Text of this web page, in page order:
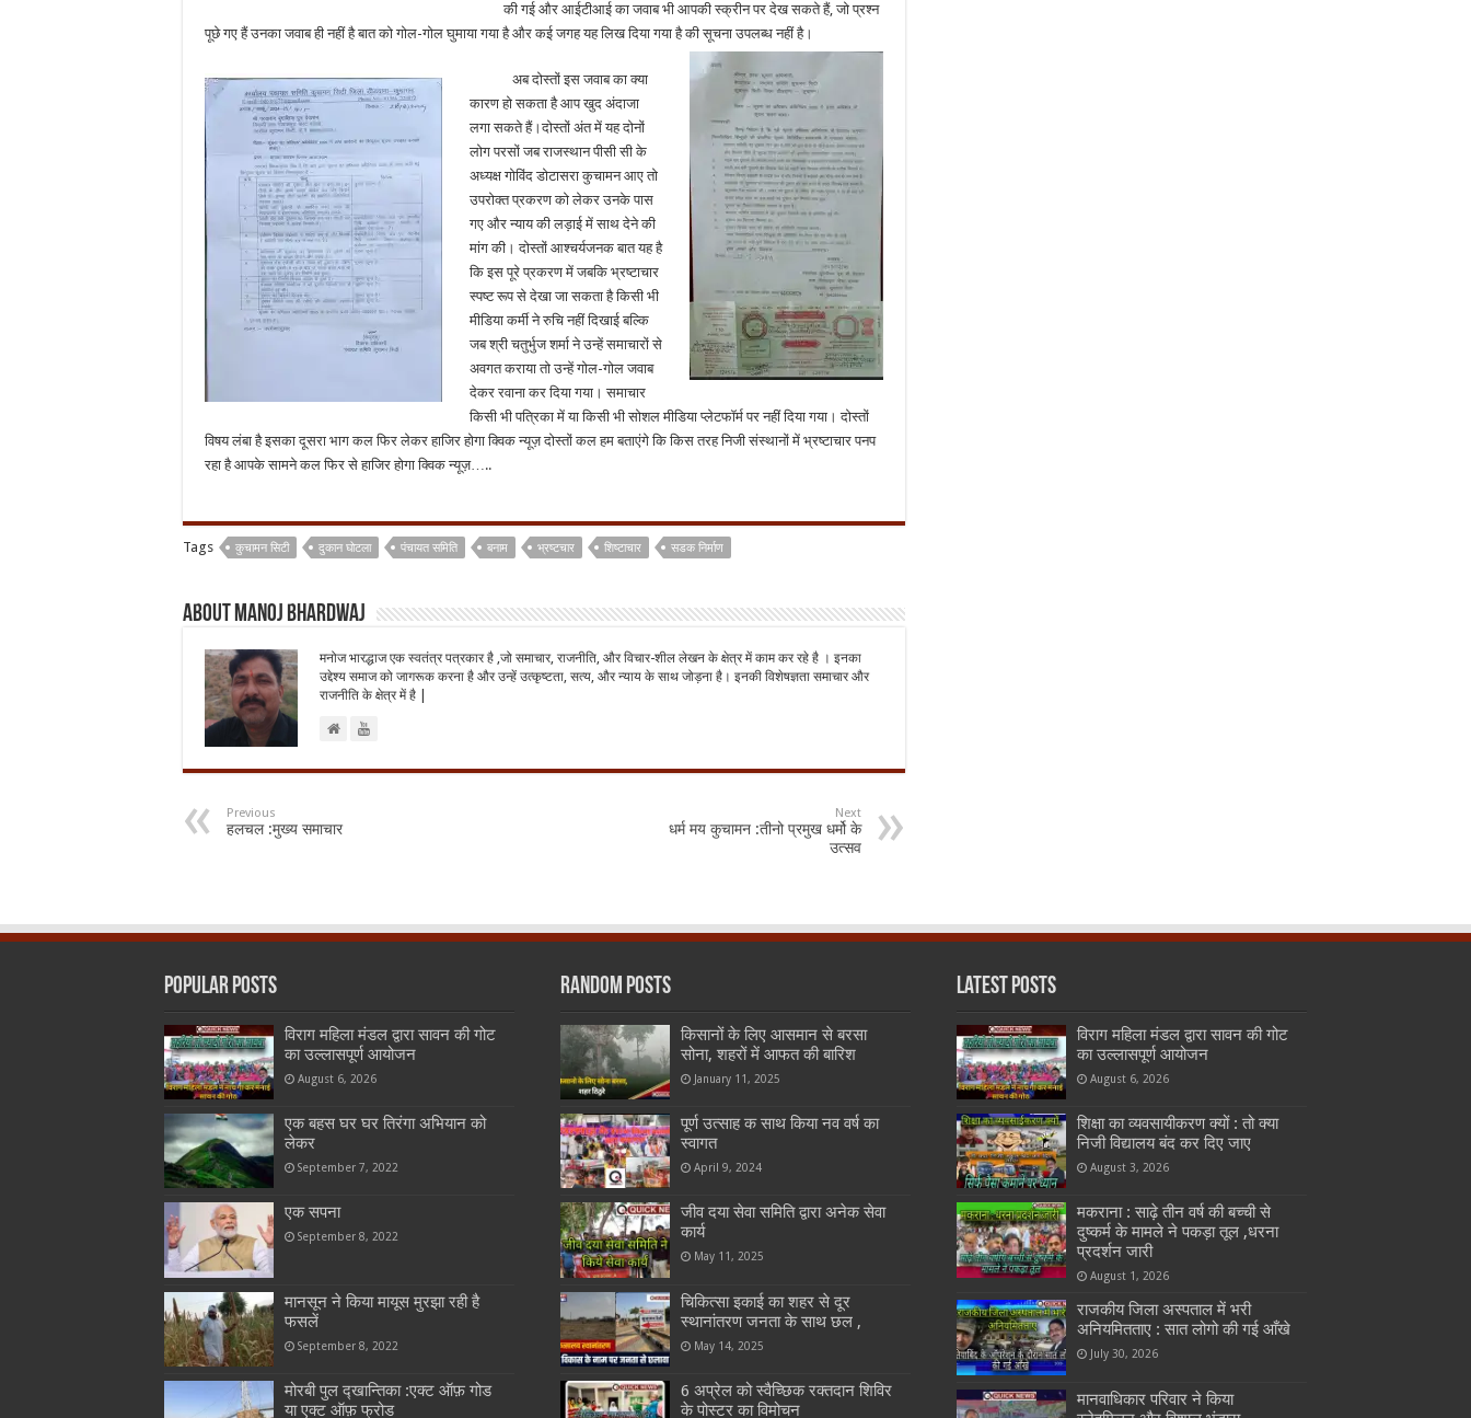
की गई और आईटीआई का जवाब भी आपकी स्क्रीन पर देख सकते हैं, जो प्रश्न
पूछे गए हैं उनका जवाब ही नहीं है बात को गोल-गोल घुमाया गया है और कई जगह यह लिख दिया गया है की सूचना उपलब्ध नहीं है।
अब दोस्तों इस जवाब का क्या
कारण हो सकता है आप खुद अंदाजा
लगा सकते हैं।दोस्तों अंत में यह दोनों
लोग परसों जब राजस्थान पीसी सी के
अध्यक्ष गोविंद डोटासरा कुचामन आए तो
उपरोक्त प्रकरण को लेकर उनके पास
गए और न्याय की लड़ाई में साथ देने की
मांग की। दोस्तों आश्चर्यजनक बात यह है
कि इस पूरे प्रकरण में जबकि भ्रष्टाचार
स्पष्ट रूप से देखा जा सकता है किसी भी
मीडिया कर्मी ने रुचि नहीं दिखाई बल्कि
जब श्री चतुर्भुज शर्मा ने उन्हें समाचारों से
अवगत कराया तो उन्हें गोल-गोल जवाब
देकर रवाना कर दिया गया। समाचार
किसी भी पत्रिका में या किसी भी सोशल मीडिया प्लेटफॉर्म पर नहीं दिया गया। दोस्तों
विषय लंबा है इसका दूसरा भाग कल फिर लेकर हाजिर होगा क्विक न्यूज़ दोस्तों कल हम बताएंगे कि किस तरह निजी संस्थानों में भ्रष्टाचार पनप
रहा है आपके सामने कल फिर से हाजिर होगा क्विक न्यूज़…..
Tags कुचामन सिटी दुकान घोटला पंचायत समिति बनाम भ्रष्टचार शिष्टाचार सडक निर्माण
About Manoj Bhardwaj
मनोज भारद्धाज एक स्वतंत्र पत्रकार है ,जो समाचार, राजनीति, और विचार-शील लेखन के क्षेत्र में काम कर रहे है । इनका
उद्देश्य समाज को जागरूक करना है और उन्हें उत्कृष्टता, सत्य, और न्याय के साथ जोड़ना है। इनकी विशेषज्ञता समाचार और
राजनीति के क्षेत्र में है |
Previous
हलचल :मुख्य समाचार
Next
धर्म मय कुचामन :तीनो प्रमुख धर्मो के
उत्सव
Popular Posts
विराग महिला मंडल द्वारा सावन की गोट
का उल्लासपूर्ण आयोजन
August 6, 2026
एक बहस घर घर तिरंगा अभियान को
लेकर
September 7, 2022
एक सपना
September 8, 2022
मानसून ने किया मायूस मुरझा रही है
फसलें
September 8, 2022
मोरबी पुल द्खान्तिका :एक्ट ऑफ़ गोड
या एक्ट ऑफ़ फ्रोड
Random Posts
किसानों के लिए आसमान से बरसा
सोना, शहरों में आफत की बारिश
January 11, 2025
पूर्ण उत्साह क साथ किया नव वर्ष का
स्वागत
April 9, 2024
जीव दया सेवा समिति द्वारा अनेक सेवा
कार्य
May 11, 2025
चिकित्सा इकाई का शहर से दूर
स्थानांतरण जनता के साथ छल ,
May 14, 2025
6 अप्रेल को स्वैच्छिक रक्तदान शिविर
के पोस्टर का विमोचन
Latest Posts
विराग महिला मंडल द्वारा सावन की गोट
का उल्लासपूर्ण आयोजन
August 6, 2026
शिक्षा का व्यवसायीकरण क्यों : तो क्या
निजी विद्यालय बंद कर दिए जाए
August 3, 2026
मकराना : साढ़े तीन वर्ष की बच्ची से
दुष्कर्म के मामले ने पकड़ा तूल ,धरना
प्रदर्शन जारी
August 1, 2026
राजकीय जिला अस्पताल में भरी
अनियमितताए : सात लोगो की गई आँखे
July 30, 2026
मानवाधिकार परिवार ने किया